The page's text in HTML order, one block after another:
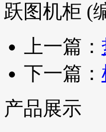
跃图机柜 (
上一篇：
下一篇：
产品展示